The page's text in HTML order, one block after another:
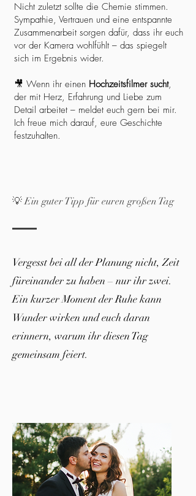
Nicht zuletzt sollte die Chemie stimmen.
Sympathie, Vertrauen und eine entspannte
Zusammenarbeit sorgen dafür, dass ihr euch
vor der Kamera wohlfühlt – das spiegelt
sich im Ergebnis wider.
🎥 Wenn ihr einen Hochzeitsfilmer sucht,
der mit Herz, Erfahrung und Liebe zum
Detail arbeitet – meldet euch gern bei mir.
Ich freue mich darauf, eure Geschichte
festzuhalten.
💡 Ein guter Tipp für euren großen Tag
Vergesst bei all der Planung nicht, Zeit
füreinander zu haben – nur ihr zwei.
Ein kurzer Moment der Ruhe kann
Wunder wirken und euch daran
erinnern, warum ihr diesen Tag
gemeinsam feiert.